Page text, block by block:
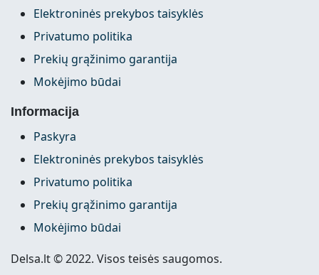
Elektroninės prekybos taisyklės
Privatumo politika
Prekių grąžinimo garantija
Mokėjimo būdai
Informacija
Paskyra
Elektroninės prekybos taisyklės
Privatumo politika
Prekių grąžinimo garantija
Mokėjimo būdai
Delsa.lt © 2022. Visos teisės saugomos.